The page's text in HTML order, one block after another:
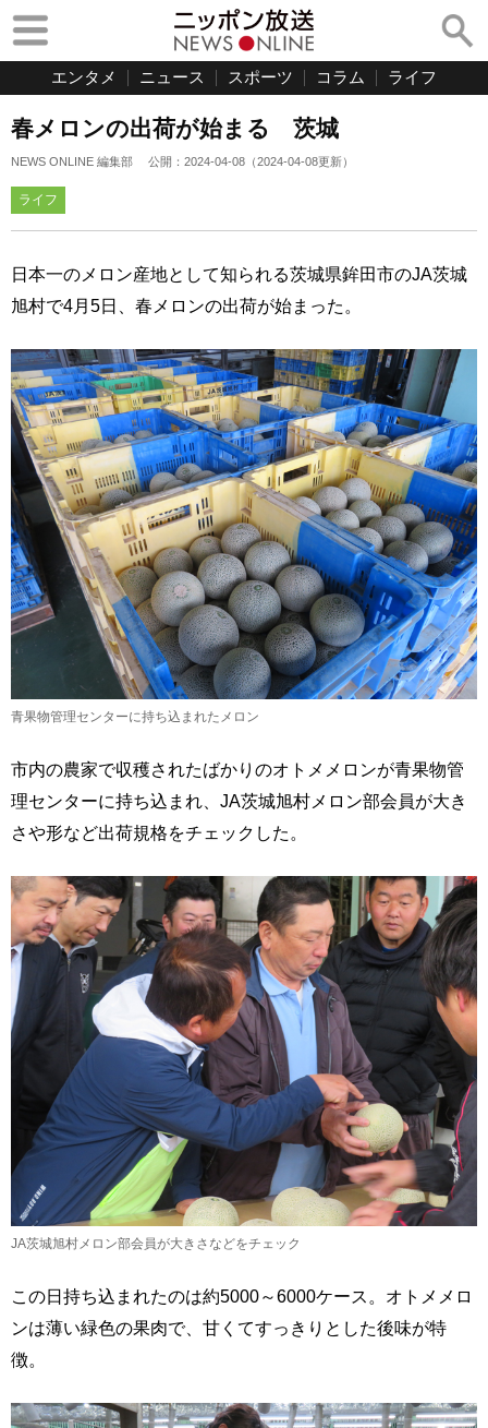
エンタメ ニュース スポーツ コラム ライフ
春メロンの出荷が始まる 茨城
NEWS ONLINE 編集部 公開： 2024-04-08 （2024-04-08更新）
ライフ
日本一のメロン産地として知られる茨城県鉾田市のJA茨城
旭村で4月5日、春メロンの出荷が始まった。
青果物管理センターに持ち込まれたメロン
市内の農家で収穫されたばかりのオトメメロンが青果物管
理センターに持ち込まれ、JA茨城旭村メロン部会員が大き
さや形など出荷規格をチェックした。
JA茨城旭村メロン部会員が大きさなどをチェック
この日持ち込まれたのは約5000～6000ケース。オトメメロ
ンは薄い緑色の果肉で、甘くてすっきりとした後味が特
徴。